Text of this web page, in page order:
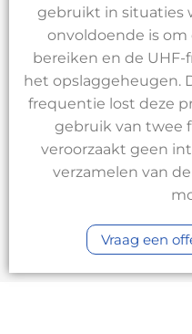
gebruikt in situaties
onvoldoende is
bereiken en de
het opslaggeheugen.
frequentie lost deze
gebruik van twee
veroorzaakt geen
verzamelen van
Vraag een